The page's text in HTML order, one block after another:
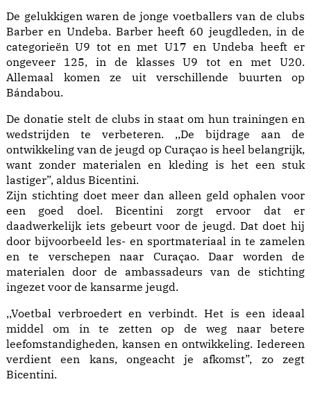
De gelukkigen waren de jonge voetballers van de clubs
Barber en Undeba. Barber heeft 60 jeugdleden, in de
categorieën U9 tot en met U17 en Undeba heeft er
ongeveer 125, in de klasses U9 tot en met U20.
Allemaal komen ze uit verschillende buurten op
Bándabou.
De donatie stelt de clubs in staat om hun trainingen en
wedstrijden te verbeteren. ,,De bijdrage aan de
ontwikkeling van de jeugd op Curaçao is heel belangrijk,
want zonder materialen en kleding is het een stuk
lastiger”, aldus Bicentini.
Zijn stichting doet meer dan alleen geld ophalen voor
een goed doel. Bicentini zorgt ervoor dat er
daadwerkelijk iets gebeurt voor de jeugd. Dat doet hij
door bijvoorbeeld les- en sportmateriaal in te zamelen
en te verschepen naar Curaçao. Daar worden de
materialen door de ambassadeurs van de stichting
ingezet voor de kansarme jeugd.
,,Voetbal verbroedert en verbindt. Het is een ideaal
middel om in te zetten op de weg naar betere
leefomstandigheden, kansen en ontwikkeling. Iedereen
verdient een kans, ongeacht je afkomst”, zo zegt
Bicentini.